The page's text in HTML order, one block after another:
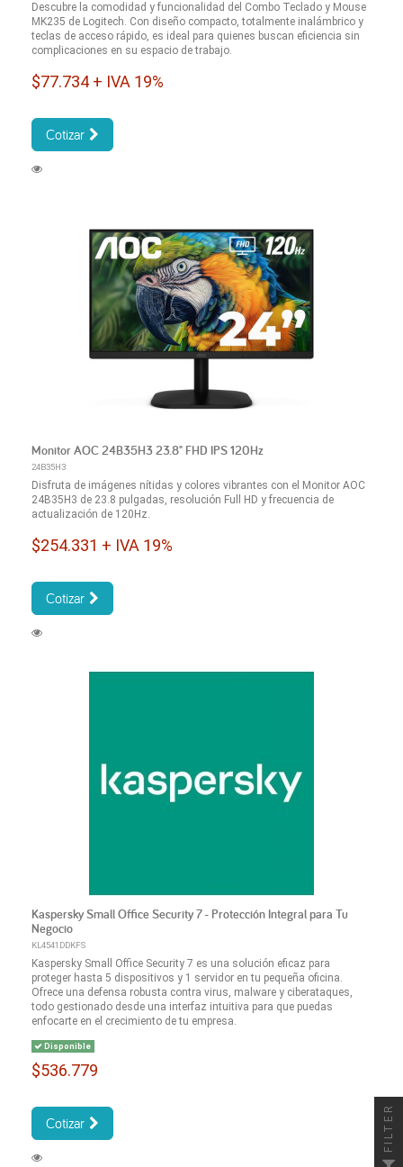
Descubre la comodidad y funcionalidad del Combo Teclado y Mouse
MK235 de Logitech. Con diseño compacto, totalmente inalámbrico y
teclas de acceso rápido, es ideal para quienes buscan eficiencia sin
complicaciones en su espacio de trabajo.
$77.734 + IVA 19%
Cotizar
Monitor AOC 24B35H3 23.8" FHD IPS 120Hz
24B35H3
Disfruta de imágenes nítidas y colores vibrantes con el Monitor AOC
24B35H3 de 23.8 pulgadas, resolución Full HD y frecuencia de
actualización de 120Hz.
$254.331 + IVA 19%
Cotizar
Kaspersky Small Office Security 7 - Protección Integral para Tu
Negocio
KL4541DDKFS
Kaspersky Small Office Security 7 es una solución eficaz para
proteger hasta 5 dispositivos y 1 servidor en tu pequeña oficina.
Ofrece una defensa robusta contra virus, malware y ciberataques,
todo gestionado desde una interfaz intuitiva para que puedas
enfocarte en el crecimiento de tu empresa.
Disponible
$536.779
Cotizar FILTER